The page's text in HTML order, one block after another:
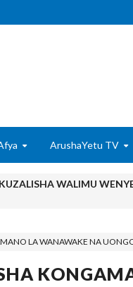
ArushaYetu TV
WALIMU
LA WANAWAKE NA